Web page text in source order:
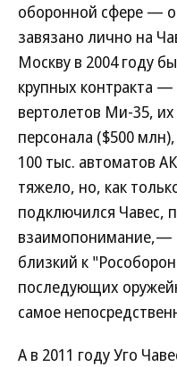
оборонной сфере —
завязано лично на
Москву в 2004 году
крупных контракта —
вертолетов Ми-35,
персонала ($500
100 тыс. автоматов
тяжело, но, как
подключился Чавес,
взаимопонимание,—
близкий к
последующих
самое
А в 2011 году Уго